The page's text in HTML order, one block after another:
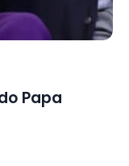
Papa